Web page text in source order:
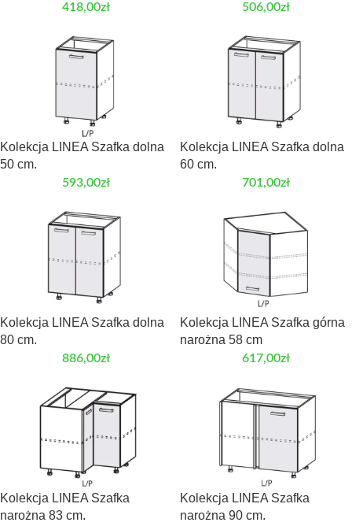
418,00zł 506,00zł
Kolekcja LINEA Szafka dolna
50 cm.
593,00zł
Kolekcja LINEA Szafka dolna
60 cm.
701,00zł
Kolekcja LINEA Szafka dolna
80 cm.
886,00zł
Kolekcja LINEA Szafka górna
narożna 58 cm
617,00zł
Kolekcja LINEA Szafka
narożna 83 cm.
Kolekcja LINEA Szafka
narożna 90 cm.